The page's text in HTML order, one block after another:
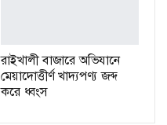
রাইখালী বাজারে অভিযানে
মেয়াদোত্তীর্ণ খাদ্যপণ্য জব্দ
করে ধ্বংস